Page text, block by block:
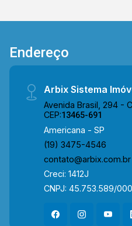
Giaconda Cibin, Av. de
região conta com
restaurantes, padarias,
Unisal e diversos
proporcionando
agende a sua visita!!
3475-4546 ARBIX IMÓVEIS - Presente em cada
mudança!
Endereço
Arbix Sistema
Avenida Brasil, 294 -
CEP:13465-691
Americana - SP
(19) 3475-4546
contato@arbix.com.br
Creci: 1412J
CNPJ: 45.753.589/